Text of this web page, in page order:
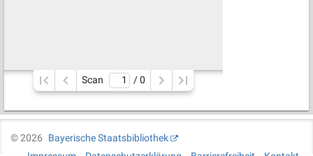
Scan / 0
©2026
Bayerische Staatsbibliothek